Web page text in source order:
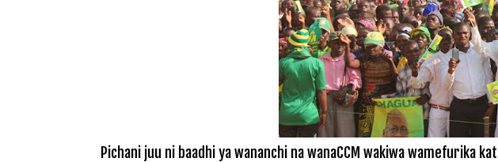
Pichani juu ni baadhi ya wananchi na wanaCCM wakiwa wamefurika